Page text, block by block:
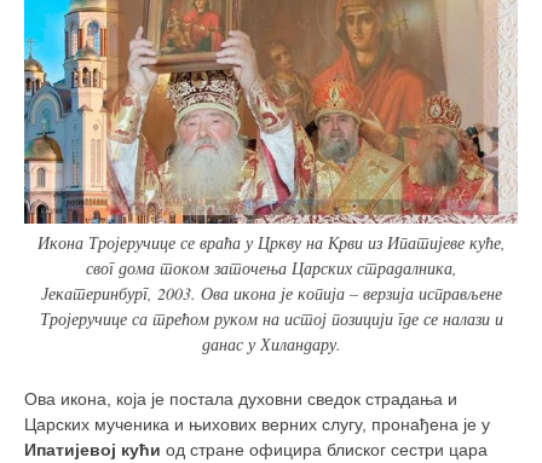
Икона Тројеручице се враћа у Цркву на Крви из Ипатијеве куће,
свог дома током заточења Царских страдалника,
Јекатеринбург, 2003. Ова икона је копија – верзија исправљене
Тројеручице са трећом руком на истој позицији где се налази и
данас у Хиландару.
Ова икона, која је постала духовни сведок страдања и
Царских мученика и њихових верних слугу, пронађена је у
Ипатијевој кући од стране официра блиског сестри цара